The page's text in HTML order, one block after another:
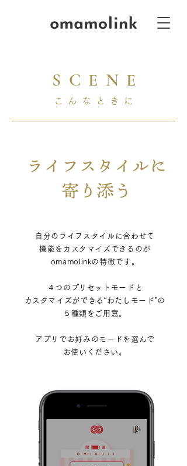
SCENE
こんなときに
自分のライフスタイルに合わせて
機能をカスタマイズできるのが
omamolinkの特徴です。
４つのプリセットモードと
​カスタマイズができる“わたしモード”の
５種類をご用意。
アプリでお好みのモードを選んで
​お使いください。